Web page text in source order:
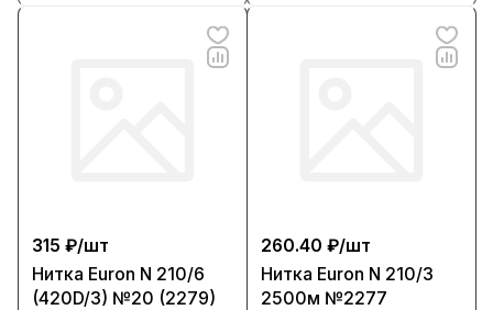
315 ₽/шт
Нитка Euron N 210/6
(420D/3) №20 (2279)
260.40 ₽/шт
Нитка Euron N 210/3
2500м №2277